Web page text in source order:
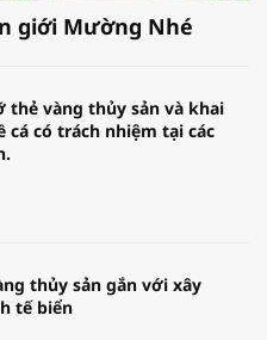
giới Mường Nhé
thẻ vàng thủy sản và khai
cá có trách nhiệm tại các
thủy sản gắn với xây
tế biển